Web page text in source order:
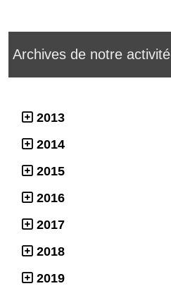
Archives de notre activité
2013
2014
2015
2016
2017
2018
2019